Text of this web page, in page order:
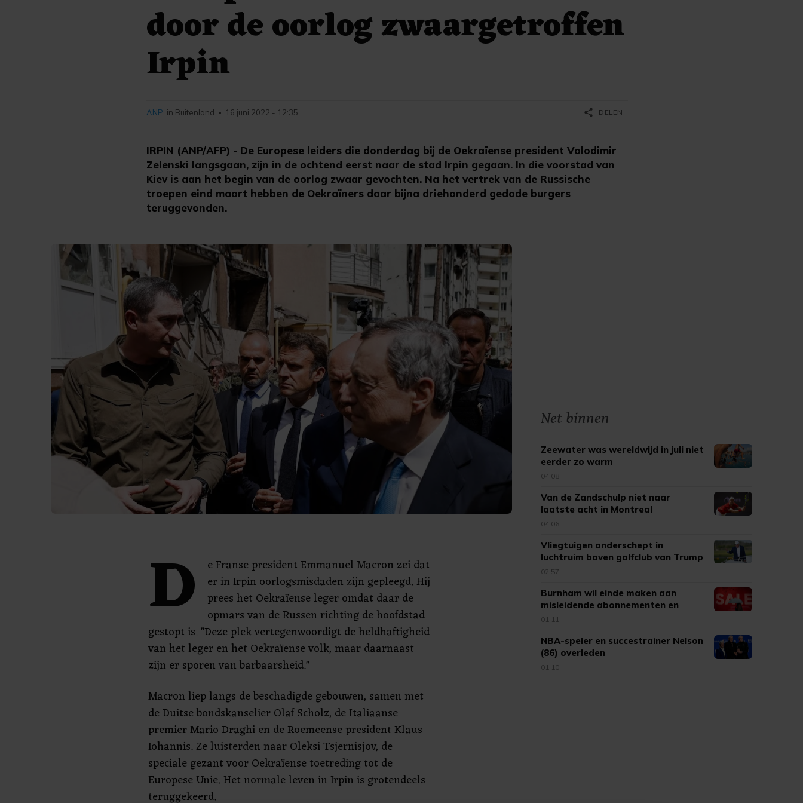
door de oorlog zwaargetroffen
Irpin
IRPIN (ANP/AFP) - De Europese leiders die donderdag bij de Oekraïense president Volodimir
Zelenski langsgaan, zijn in de ochtend eerst naar de stad Irpin gegaan. In die voorstad van
Kiev is aan het begin van de oorlog zwaar gevochten. Na het vertrek van de Russische
troepen eind maart hebben de Oekraïners daar bijna driehonderd gedode burgers
teruggevonden.
ANP in Buitenland • 16 juni 2022 - 12:35 share DELEN
D
e Franse president Emmanuel Macron zei dat
er in Irpin oorlogsmisdaden zijn gepleegd. Hij
prees het Oekraïense leger omdat daar de
opmars van de Russen richting de hoofdstad
gestopt is. "Deze plek vertegenwoordigt de heldhaftigheid
van het leger en het Oekraïense volk, maar daarnaast
zijn er sporen van barbaarsheid."
Macron liep langs de beschadigde gebouwen, samen met
de Duitse bondskanselier Olaf Scholz, de Italiaanse
premier Mario Draghi en de Roemeense president Klaus
Iohannis. Ze luisterden naar Oleksi Tsjernisjov, de
speciale gezant voor Oekraïense toetreding tot de
Europese Unie. Het normale leven in Irpin is grotendeels
teruggekeerd.
Net binnen
Zeewater was wereldwijd in juli niet
eerder zo warm
04:08
Van de Zandschulp niet naar
laatste acht in Montreal
04:06
Vliegtuigen onderschept in
luchtruim boven golfclub van Trump
02:57
Burnham wil einde maken aan
misleidende abonnementen en
kortingen
01:11
NBA-speler en succestrainer Nelson
(86) overleden
01:10